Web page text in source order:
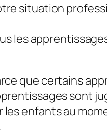
situation
les
que certains
sont
enfants au